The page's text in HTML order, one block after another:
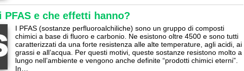
PFAS e che effetti hanno?
I PFAS (sostanze perfluoroalchiliche) sono un gruppo di composti
chimici a base di fluoro e carbonio. Ne esistono oltre 4500 e sono tutti
caratterizzati da una forte resistenza alle alte temperature, agli acidi, ai
grassi e all’acqua. Per questi motivi, queste sostanze resistono molto a
lungo nell’ambiente e vengono anche definite “prodotti chimici eterni”.
In…